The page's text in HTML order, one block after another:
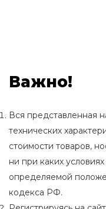
Важно!
Вся представленная
технических
стоимости товаров,
ни при каких
определяемой
кодекса РФ.